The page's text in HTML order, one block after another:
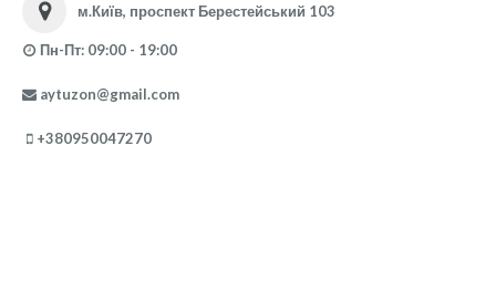
м.Київ, проспект Берестейський 103
Пн-Пт: 09:00 - 19:00
aytuzon@gmail.com
+380950047270